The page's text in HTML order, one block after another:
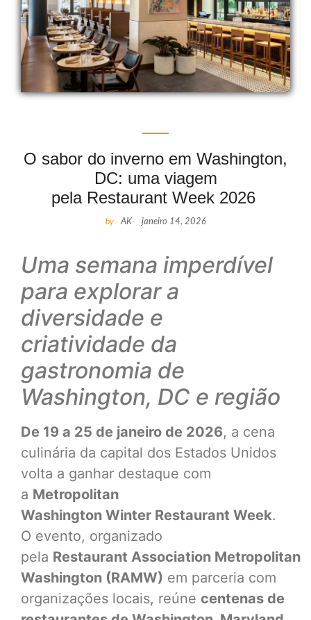
O sabor do inverno em Washington,
DC: uma viagem
pela Restaurant Week 2026
by AK- janeiro 14, 2026
Uma semana imperdível
para explorar a
diversidade e
criatividade da
gastronomia de
Washington, DC e região
De 19 a 25 de janeiro de 2026, a cena
culinária da capital dos Estados Unidos
volta a ganhar destaque com
a Metropolitan
Washington Winter Restaurant Week.
O evento, organizado
pela Restaurant Association Metropolitan
Washington (RAMW) em parceria com
organizações locais, reúne centenas de